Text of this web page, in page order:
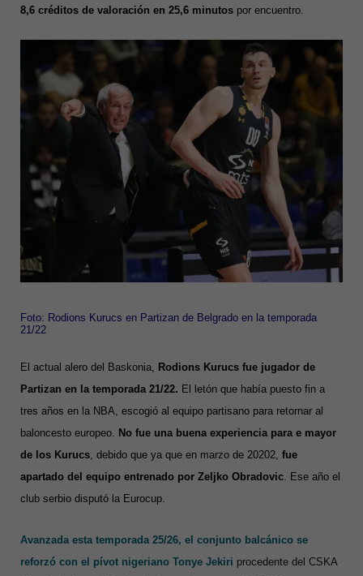
8,6 créditos de valoración en 25,6 minutos por encuentro.
Foto: Rodions Kurucs en Partizan de Belgrado en la temporada
21/22
El actual alero del Baskonia, Rodions Kurucs fue jugador de
Partizan en la temporada 21/22. El letón que había puesto fin a
tres años en la NBA, escogió al equipo partisano para retornar al
baloncesto europeo. No fue una buena experiencia para e mayor
de los Kurucs , debido que ya que en marzo de 20202, fue
apartado del equipo entrenado por Zeljko Obradovic . Ese año el
club serbio disputó la Eurocup.
Avanzada esta temporada 25/26, el conjunto balcánico se
reforzó con el pívot nigeriano Tonye Jekiri procedente del CSKA